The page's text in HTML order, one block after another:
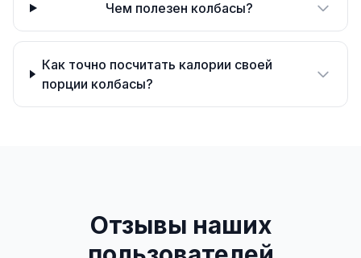
Чем полезен колбасы?
Как точно посчитать калории своей
порции колбасы?
Отзывы наших